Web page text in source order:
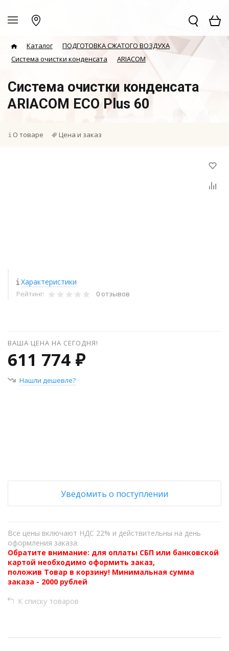
Каталог
ПОДГОТОВКА СЖАТОГО ВОЗДУХА
Система очистки конденсата
ARIACOM
Система очистки конденсата
ARIACOM ECO Plus 60
О товаре Цена и заказ
Характеристики
Рейтинг: 0 отзывов
ВАША ЦЕНА НА СЕГОДНЯ!
611 774 ₽
Нашли дешевле?
Уведомить о поступлении
Все цены включают НДС 22% и действительны на день
оформления заказа.
Обратите внимание: для оплаты СБП или банковской
картой необходимо оформить заказ,
положив Товар в корзину! Минимальная сумма
заказа - 2000 рублей
К списку товаров